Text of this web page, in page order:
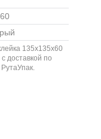
135х135х60
доставкой по